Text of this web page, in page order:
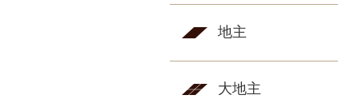
地主
大地主